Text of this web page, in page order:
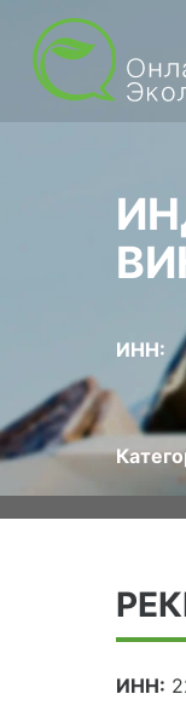
ИНН:
ИНН: